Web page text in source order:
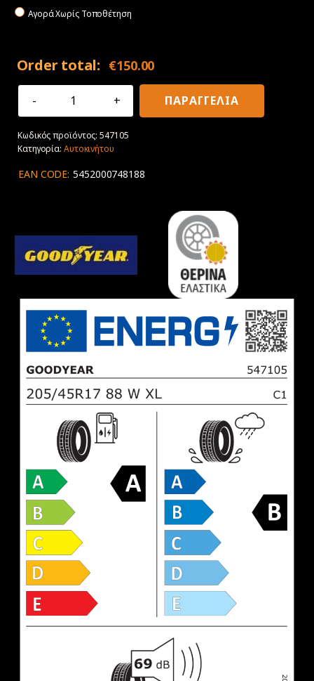
Αγορά Χωρίς Τοποθέτηση
Order total: €150.00
205/45R17
Goodyear
Eagle
Asymmetric
ΠΑΡΑΓΓΕΛΙΑ
Κωδικός προϊόντος:547105
Κατηγορία: Αυτοκινήτου
EAN CODE: 5452000748188